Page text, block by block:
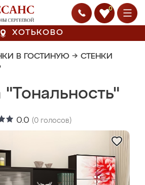
0
ХОТЬКОВО
В ГОСТИНУЮ → СТЕНКИ
"Тональность"
0.0 (0 голосов)